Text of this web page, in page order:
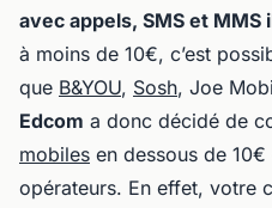
avec appels, SMS et MMS
à moins de 10€, c’est
que B&YOU, Sosh, Joe
Edcom a donc décidé de
mobiles en dessous de
opérateurs. En effet, votre